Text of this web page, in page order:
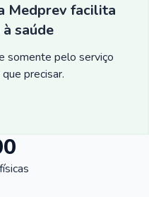
Medprev facilita
saúde
somente pelo serviço
precisar.